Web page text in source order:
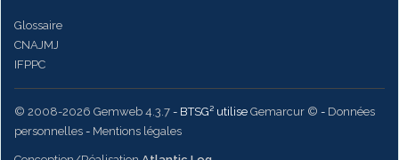
Glossaire
CNAJMJ
IFPPC
© 2008-2026 Gemweb 4.3.7 - BTSG² utilise Gemarcur © - Données
personnelles - Mentions légales